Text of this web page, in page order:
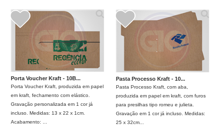
Porta Voucher Kraft - 10B...
Porta Voucher Kraft, produzida em papel
em kraft, fechamento com elástico.
Gravação personalizada em 1 cor já
incluso. Medidas: 13 x 22 x 1cm.
Acabamento: ...
Pasta Processo Kraft - 10...
Pasta Processo Kraft, com aba,
produzida em papel em kraft, com furos
para presilhas tipo romeu e julieta.
Gravação em 1 cor já incluso. Medidas:
25 x 32cm...